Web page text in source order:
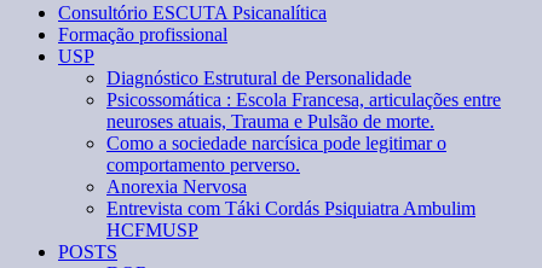
Consultório ESCUTA Psicanalítica
Formação profissional
USP
Diagnóstico Estrutural de Personalidade
Psicossomática : Escola Francesa, articulações entre
neuroses atuais, Trauma e Pulsão de morte.
Como a sociedade narcísica pode legitimar o
comportamento perverso.
Anorexia Nervosa
Entrevista com Táki Cordás Psiquiatra Ambulim
HCFMUSP
POSTS